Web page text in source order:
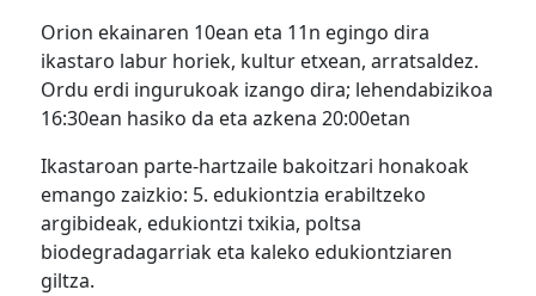
Orion ekainaren 10ean eta 11n egingo dira
ikastaro labur horiek, kultur etxean, arratsaldez.
Ordu erdi ingurukoak izango dira; lehendabizikoa
16:30ean hasiko da eta azkena 20:00etan
Ikastaroan parte-hartzaile bakoitzari honakoak
emango zaizkio: 5. edukiontzia erabiltzeko
argibideak, edukiontzi txikia, poltsa
biodegradagarriak eta kaleko edukiontziaren
giltza.